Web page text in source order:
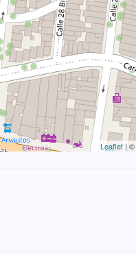
Leaflet | ©